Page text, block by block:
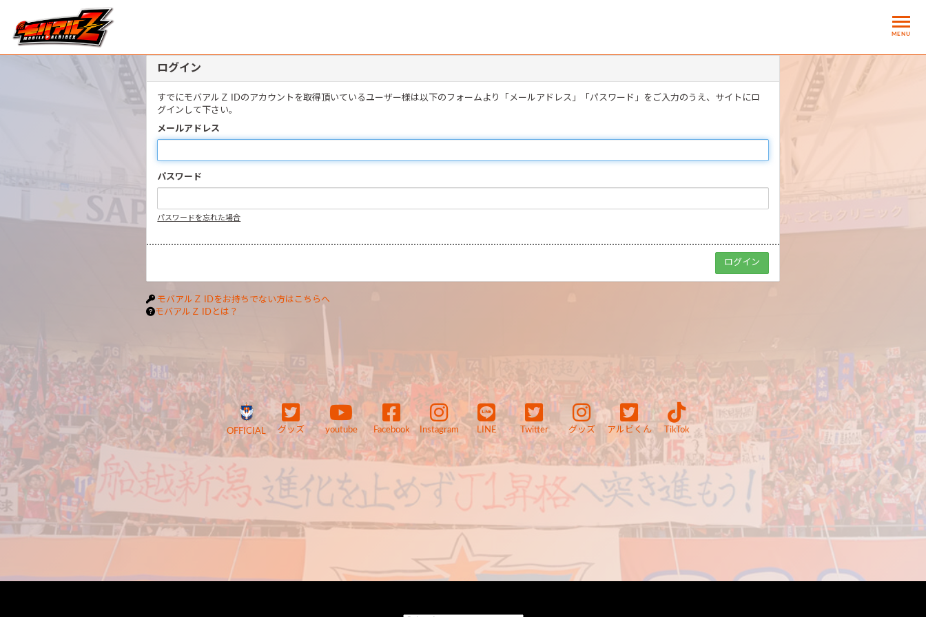
MENU
ログイン
すでにモバアルＺ IDのアカウントを取得頂いているユーザー様は以下のフォームより「メールアドレス」「パスワード」をご入力のうえ、サイトにロ
グインして下さい。
メールアドレス
パスワード
パスワードを忘れた場合
モバアルＺ IDをお持ちでない方はこちらへ
モバアルＺ IDとは？
OFFICIAL グッズ youtube Facebook Instagram LINE Twitter グッズ アルビくん TikTok